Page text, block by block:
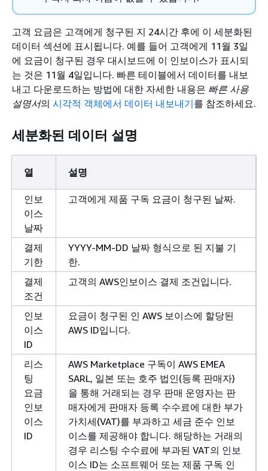
고객 요금은 고객에게 청구된 지 24시간 후에 이 세분화된
데이터 섹션에 표시됩니다. 예를 들어 고객에게 11월 3일
에 요금이 청구된 경우 대시보드에 이 인보이스가 표시되
는 것은 11월 4일입니다. 빠른 테이블에서 데이터를 내보
내고 다운로드하는 방법에 대한 자세한 내용은 빠른 사용
설명서의 시각적 객체에서 데이터 내보내기를 참조하세요.
세분화된 데이터 설명
열 설명
인보
이스
날짜
고객에게 제품 구독 요금이 청구된 날짜.
결제
기한
YYYY-MM-DD 날짜 형식으로 된 지불 기
한.
결제
조건
고객의 AWS인보이스 결제 조건입니다.
인보
이스
ID
요금이 청구된 인 AWS 보이스에 할당된
AWS ID입니다.
리스
팅
요금
인보
이스
ID
AWS Marketplace 구독이 AWS EMEA
SARL, 일본 또는 호주 법인(등록 판매자)
을 통해 거래되는 경우 판매 운영자는 판
매자에게 판매자 등록 수수료에 대한 부가
가치세(VAT)를 부과하고 세금 준수 인보
이스를 제공해야 합니다. 해당하는 거래의
경우 리스팅 수수료에 부과된 VAT의 인보
이스 ID는 소프트웨어 또는 제품 구독 인